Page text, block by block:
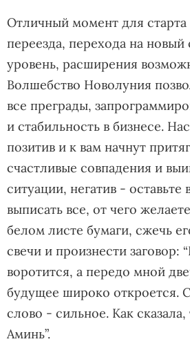
Отличный момент для
переезда, перехода на
уровень, расширения
Волшебство Новолуния
все преграды,
и стабильность в бизнесе.
позитив и к вам начнут
счастливые совпадения и
ситуации, негатив -
выписать все, от чего
белом листе бумаги, сжечь
свечи и произнести
воротится, а передо мной
будущее широко откроется.
слово - сильное. Как сказала,
Аминь”.